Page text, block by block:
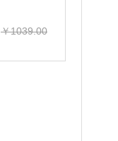
￥1039.00